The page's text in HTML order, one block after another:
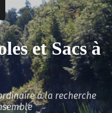
et Sacs à
à la recherche